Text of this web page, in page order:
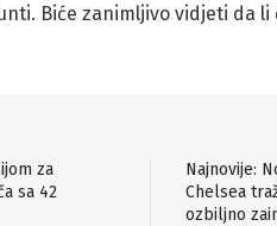
Biće zanimljivo vidjeti da
za
sa 42
Najnovije:
Chelsea
ozbiljno